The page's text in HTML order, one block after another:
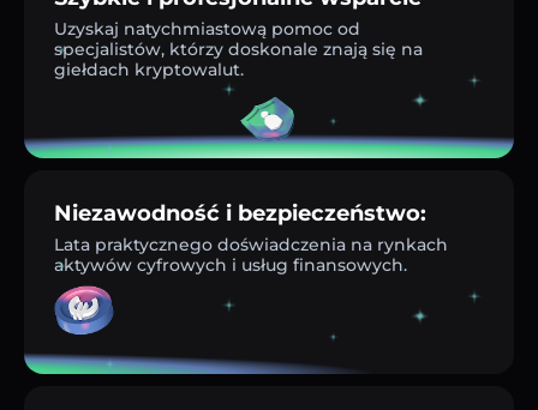
Uzyskaj natychmiastową pomoc od
specjalistów, którzy doskonale znają się na
giełdach kryptowalut.
Niezawodność i bezpieczeństwo:
Lata praktycznego doświadczenia na rynkach
aktywów cyfrowych i usług finansowych.